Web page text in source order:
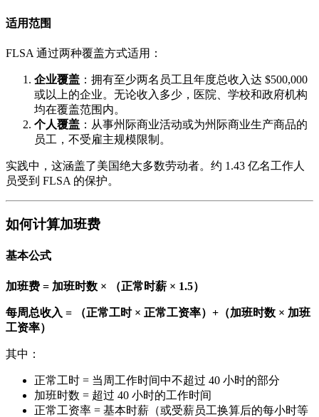
适用范围
FLSA 通过两种覆盖方式适用：
企业覆盖 ：拥有至少两名员工且年度总收入达 $500,000
或以上的企业。无论收入多少，医院、学校和政府机构
均在覆盖范围内。
个人覆盖 ：从事州际商业活动或为州际商业生产商品的
员工，不受雇主规模限制。
实践中，这涵盖了美国绝大多数劳动者。约 1.43 亿名工作人
员受到 FLSA 的保护。
如何计算加班费
基本公式
加班费 = 加班时数 × （正常时薪 × 1.5）
每周总收入 = （正常工时 × 正常工资率）+（加班时数 × 加班
工资率）
其中：
正常工时 = 当周工作时间中不超过 40 小时的部分
加班时数 = 超过 40 小时的工作时间
正常工资率 = 基本时薪（或受薪员工换算后的每小时等